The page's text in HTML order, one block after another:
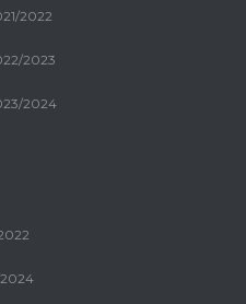
2022
2023
2024
2024